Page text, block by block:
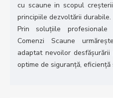
cu scaune in scopul
principiile dezvoltării durabile.
Prin soluțiile
Comenzi Scaune
adaptat nevoilor
optime de siguranță, eficiență